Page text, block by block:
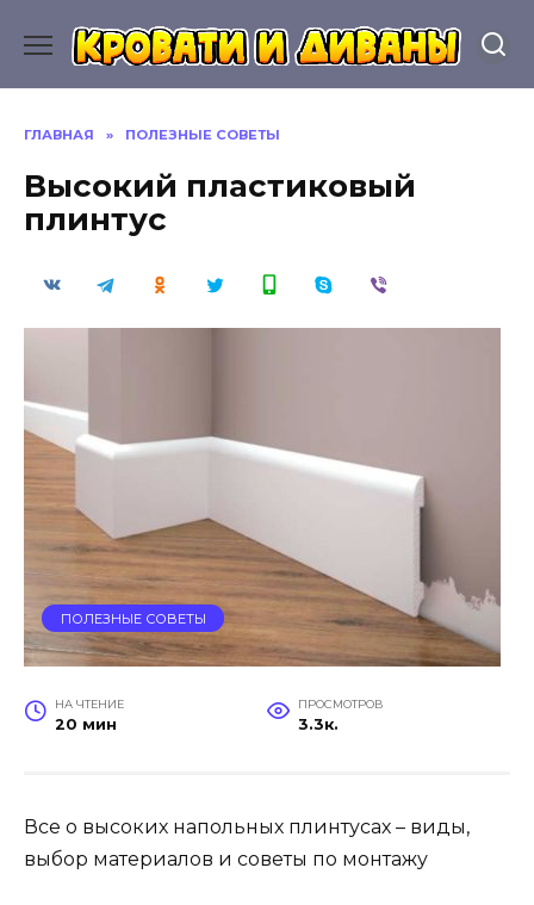
содержанию
ГЛАВНАЯ » ПОЛЕЗНЫЕ СОВЕТЫ
Высокий пластиковый
плинтус
ПОЛЕЗНЫЕ СОВЕТЫ
НА ЧТЕНИЕ
20 мин
ПРОСМОТРОВ
3.3к.
Все о высоких напольных плинтусах – виды,
выбор материалов и советы по монтажу